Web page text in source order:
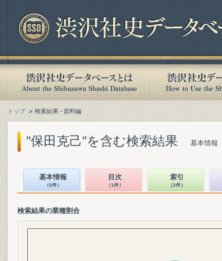
トップ 検索結果 - 資料編
"保田克己"を含む検索結果 基本情報
基本情報
（0件）
目次
（1件）
索引
（2件）
検索結果の業種割合